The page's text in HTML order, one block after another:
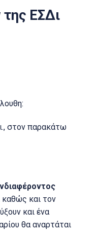
ΕΣΔι
στον παρακάτω
καθώς και τον
και ένα
θα αναρτάται